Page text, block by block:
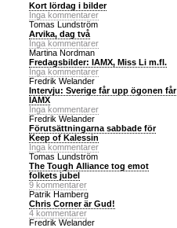
Kort lördag i bilder
Inga kommentarer
Tomas Lundström
Arvika, dag två
Inga kommentarer
Martina Nordman
Fredagsbilder: IAMX, Miss Li m.fl.
Inga kommentarer
Fredrik Welander
Intervju: Sverige får upp ögonen får
IAMX
Inga kommentarer
Fredrik Welander
Förutsättningarna sabbade för
Keep of Kalessin
Inga kommentarer
Tomas Lundström
The Tough Alliance tog emot
folkets jubel
9 kommentarer
Patrik Hamberg
Chris Corner är Gud!
4 kommentarer
Fredrik Welander